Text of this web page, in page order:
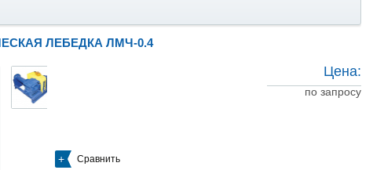
приобрести (в наличии на складе) тележку гидравлическую AS 25 г/п
на склад насосов
в НАЛИЧИИ
vodosnabzhenie-otoplenie/calpeda-mxh-203e
без торговой наценки!
ЛЕБЕДКА ЛМЧ-0.4
Сравнить
Цена:
по запросу